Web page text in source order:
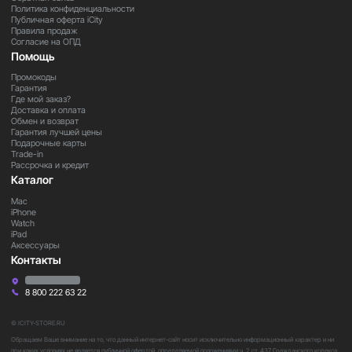
Важно
Некоторые функции и характеристики могут зависеть
покупкой рекомендуется уточнить актуальную
информацию у менеджера.
Закажите прямо сейчас
Оформите заказ на
компактную колонку с фирменным звучанием
© ICITY-STORE.RU
Обращаем Ваше внимание на то, что данный интернет-сайт носит исключительно информационный характер и ни
при каких условиях не является публичной офертой, определяемой положениями ч. 2 ст. 437 Гражданского кодекса
Политика конфиденциальности
Публичная оферта iCity
Правила продаж
Согласие на ОПД
Помощь
Промокоды
Гарантия
Где мой заказ?
Доставка и оплата
Обмен и возврат
Гарантия лучшей цены
Подарочные карты
Trade-in
Рассрочка и кредит
Каталог
Mac
iPhone
Watch
iPad
Аксессуары
Контакты
8 800 222 63 22